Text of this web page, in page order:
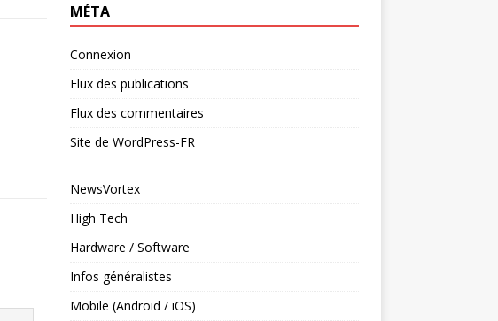
MÉTA
Connexion
Flux des publications
Flux des commentaires
Site de WordPress-FR
NewsVortex
High Tech
Hardware / Software
Infos généralistes
Mobile (Android / iOS)